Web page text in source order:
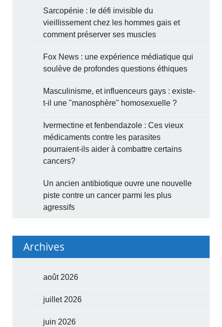
Sarcopénie : le défi invisible du
vieillissement chez les hommes gais et
comment préserver ses muscles
Fox News : une expérience médiatique qui
soulève de profondes questions éthiques
Masculinisme, et influenceurs gays : existe-
t-il une "manosphère" homosexuelle ?
Ivermectine et fenbendazole : Ces vieux
médicaments contre les parasites
pourraient-ils aider à combattre certains
cancers?
Un ancien antibiotique ouvre une nouvelle
piste contre un cancer parmi les plus
agressifs
Archives
août 2026
juillet 2026
juin 2026